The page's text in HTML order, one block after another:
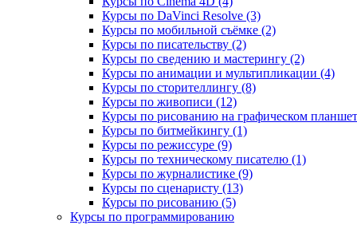
Курсы по DaVinci Resolve (3)
Курсы по мобильной съёмке (2)
Курсы по писательству (2)
Курсы по сведению и мастерингу (2)
Курсы по анимации и мультипликации (4)
Курсы по сторителлингу (8)
Курсы по живописи (12)
Курсы по рисованию на графическом
Курсы по битмейкингу (1)
Курсы по режиссуре (9)
Курсы по техническому писателю (1)
Курсы по журналистике (9)
Курсы по сценаристу (13)
Курсы по рисованию (5)
Курсы по программированию